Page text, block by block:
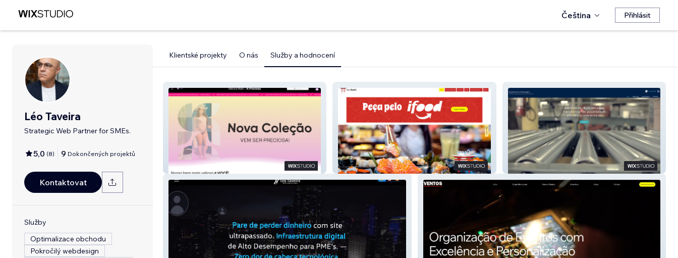
Čeština Přihlásit
Léo Taveira
Strategic Web Partner for SMEs.
5,0 (8) 9 Dokončených projektů
Kontaktovat
Služby
Optimalizace obchodu
Pokročilý webdesign
Klientské projekty O nás Služby a hodnocení
Mara e Mari Daio Sushi PDV Embalagens